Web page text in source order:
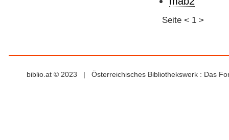
Seite < 1 >
biblio.at © 2023 | Österreichisches Bibliothekswerk : Das